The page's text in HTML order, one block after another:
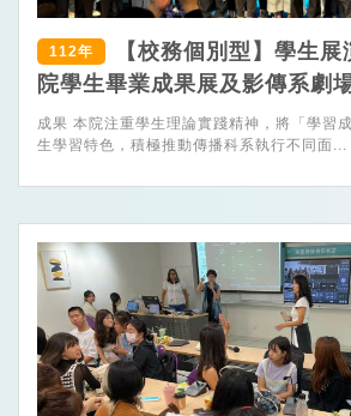
112年
【校務個別型】學生
院學生畢業成果展及影傳系劇
成果 本院注重學生理論實踐精神，將「學習成果展演」列為本院學
生學習特色，積極推動傳播科系執行不同面...